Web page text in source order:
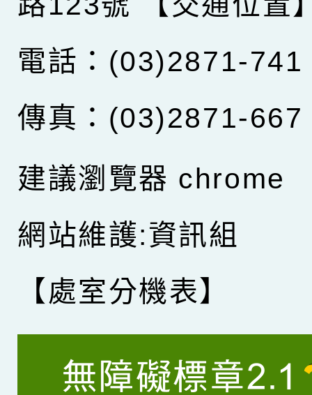
電話：(03)2871-741
傳真：(03)2871-667
建議瀏覽器 chrome
網站維護:資訊組
【處室分機表】